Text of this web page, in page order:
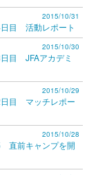
2015/10/31
目 活動レポート
2015/10/30
目 JFAアカデミ
2015/10/29
目 マッチレポー
2015/10/28
直前キャンプを開